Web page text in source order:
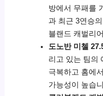
방에서 무패를
과 최근 3연승
블랜드 캐벌리
도노반 미첼
리고 있는 팀의
극복하고 홈에
가능성이 높습